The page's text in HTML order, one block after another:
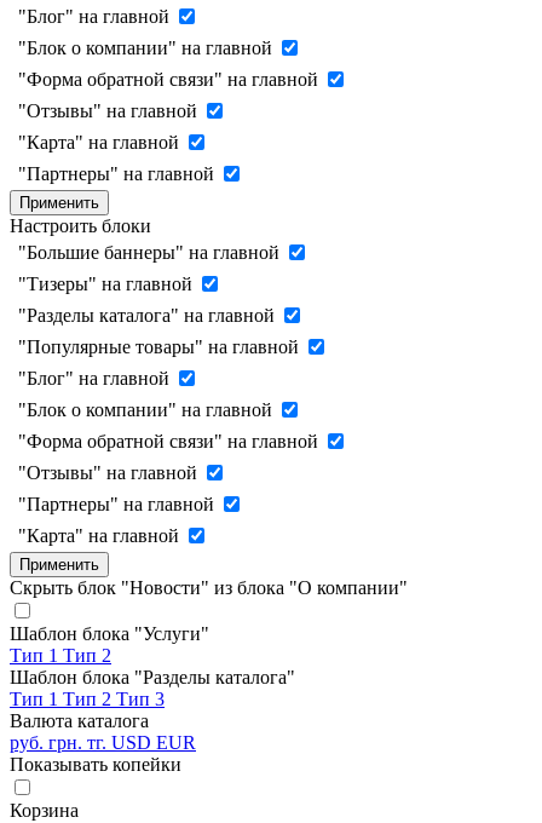
"Блог" на главной
"Блок о компании" на главной
"Форма обратной связи" на главной
"Отзывы" на главной
"Карта" на главной
"Партнеры" на главной
Применить
Настроить блоки
"Большие баннеры" на главной
"Тизеры" на главной
"Разделы каталога" на главной
"Популярные товары" на главной
"Блог" на главной
"Блок о компании" на главной
"Форма обратной связи" на главной
"Отзывы" на главной
"Партнеры" на главной
"Карта" на главной
Применить
Скрыть блок "Новости" из блока "О компании"
Шаблон блока "Услуги"
Тип 1 Тип 2
Шаблон блока "Разделы каталога"
Тип 1 Тип 2 Тип 3
Валюта каталога
руб. грн. тг. USD EUR
Показывать копейки
Корзина